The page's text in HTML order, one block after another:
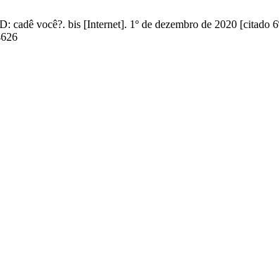
cadê você?. bis [Internet]. 1º de dezembro de 2020 [citado